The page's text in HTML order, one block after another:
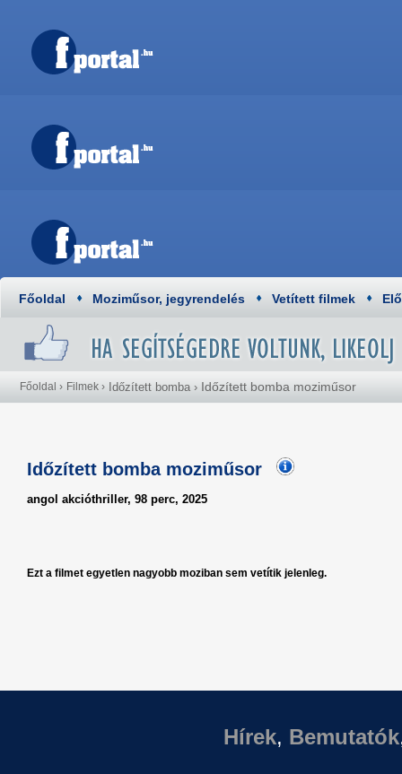
Főoldal Moziműsor, jegyrendelés Vetített filmek
Főoldal › Filmek › Időzített bomba › Időzített bomba moziműsor
Időzített bomba moziműsor
angol akcióthriller, 98 perc, 2025
Ezt a filmet egyetlen nagyobb moziban sem vetítik jelenleg.
Hírek, Bemutatók